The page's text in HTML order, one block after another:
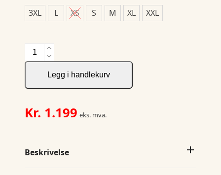
3XL
L XS S M XL XXL
NOR
Adv
Explore
Lt.
Hybrid
Jk
Legg i handlekurv
Kr. 1.199 eks. mva.
Beskrivelse